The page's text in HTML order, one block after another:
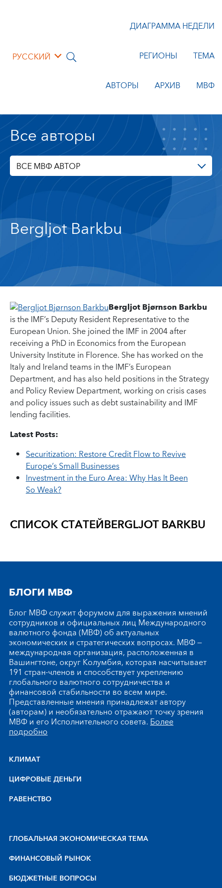
РУССКИЙ
ДИАГРАММА НЕДЕЛИ
РЕГИОНЫ ТЕМА
АВТОРЫ АРХИВ МВФ
Все авторы
ВСЕ МВФ АВТОР
Bergljot Barkbu
Bergljot Bjørnson Barkbu
is the IMF’s Deputy Resident Representative to the
European Union. She joined the IMF in 2004 after
receiving a PhD in Economics from the European
University Institute in Florence. She has worked on the
Italy and Ireland teams in the IMF’s European
Department, and has also held positions in the Strategy
and Policy Review Department, working on crisis cases
and policy issues such as debt sustainability and IMF
lending facilities.
Latest Posts:
Securitization: Restore Credit Flow to Revive
Europe’s Small Businesses
Investment in the Euro Area: Why Has It Been
So Weak?
СПИСОК СТАТЕЙBERGLJOT BARKBU
БЛОГИ МВФ
Блог МВФ служит форумом для выражения мнений
сотрудников и официальных лиц Международного
валютного фонда (МВФ) об актуальных
экономических и стратегических вопросах. МВФ —
международная организация, расположенная в
Вашингтоне, округ Колумбия, которая насчитывает
191 стран-членов и способствует укреплению
глобального валютного сотрудничества и
финансовой стабильности во всем мире.
Представленные мнения принадлежат автору
(авторам) и необязательно отражают точку зрения
МВФ и его Исполнительного совета.Более
подробно
КЛИМАТ
ЦИФРОВЫЕ ДЕНЬГИ
РАВЕНСТВО
ГЛОБАЛЬНАЯ ЭКОНОМИЧЕСКАЯ ТЕМА
ФИНАНСОВЫЙ РЫНОК
БЮДЖЕТНЫЕ ВОПРОСЫ